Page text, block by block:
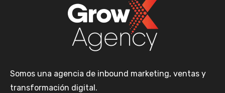
Somos una agencia de inbound marketing, ventas y
transformación digital.